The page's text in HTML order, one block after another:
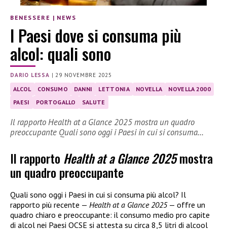
BENESSERE | NEWS
I Paesi dove si consuma più
alcol: quali sono
DARIO LESSA | 29 NOVEMBRE 2025
ALCOL CONSUMO DANNI LETTONIA NOVELLA
NOVELLA 2000
PAESI
PORTOGALLO SALUTE
Il rapporto Health at a Glance 2025 mostra un quadro
preoccupante Quali sono oggi i Paesi in cui si consuma…
Il rapporto Health at a Glance 2025mostra
un quadro preoccupante
Quali sono oggi i Paesi in cui si consuma più alcol? Il
rapporto più recente — Health at a Glance 2025— offre un
quadro chiaro e preoccupante: il consumo medio pro capite
di alcol nei Paesi OCSE si attesta su circa 8,5 litri di alcool